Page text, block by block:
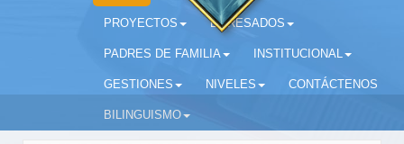
PROYECTOS EGRESADOS
PADRES DE FAMILIA INSTITUCIONAL
GESTIONES NIVELES CONTÁCTENOS
BILINGUISMO